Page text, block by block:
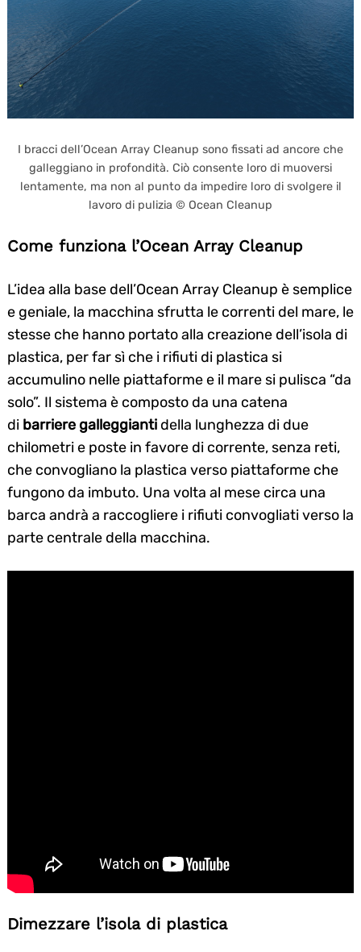
I bracci dell’Ocean Array Cleanup sono fissati ad ancore che
galleggiano in profondità. Ciò consente loro di muoversi
lentamente, ma non al punto da impedire loro di svolgere il
lavoro di pulizia © Ocean Cleanup
Come funziona l’Ocean Array Cleanup
L’idea alla base dell’Ocean Array Cleanup è semplice
e geniale, la macchina sfrutta le correnti del mare, le
stesse che hanno portato alla creazione dell’isola di
plastica, per far sì che i rifiuti di plastica si
accumulino nelle piattaforme e il mare si pulisca “da
solo”. Il sistema è composto da una catena
di barriere galleggianti della lunghezza di due
chilometri e poste in favore di corrente, senza reti,
che convogliano la plastica verso piattaforme che
fungono da imbuto. Una volta al mese circa una
barca andrà a raccogliere i rifiuti convogliati verso la
parte centrale della macchina.
Dimezzare l’isola di plastica